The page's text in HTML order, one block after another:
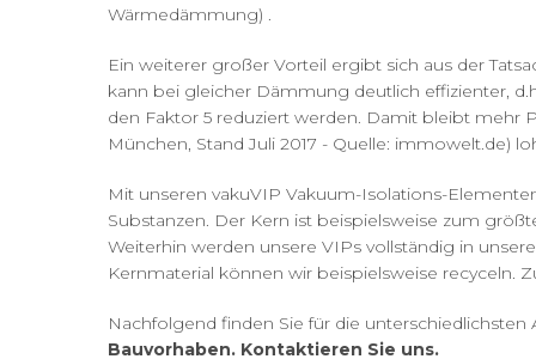
Wärmedämmung) .
Ein weiterer großer Vorteil ergibt sich aus der
kann bei gleicher Dämmung deutlich effizienter,
den Faktor 5 reduziert werden. Damit bleibt mehr
München, Stand Juli 2017 - Quelle: immowelt.de)
Mit unseren vakuVIP Vakuum-Isolations-
Substanzen. Der Kern ist beispielsweise zum
Weiterhin werden unsere VIPs vollständig in
Kernmaterial können wir beispielsweise recyceln.
Nachfolgend finden Sie für die
Bauvorhaben. Kontaktieren Sie uns.